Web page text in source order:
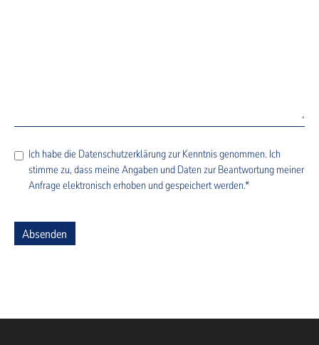
Ich habe die Datenschutzerklärungzur Kenntnis genommen. Ich
stimme zu, dass meine Angaben und Daten zur Beantwortung meiner
Anfrage elektronisch erhoben und gespeichert werden.*
Absenden